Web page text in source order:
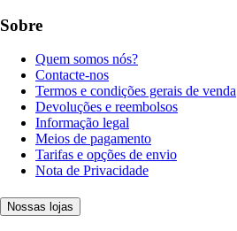
Sobre
Quem somos nós?
Contacte-nos
Termos e condições gerais de venda
Devoluções e reembolsos
Informação legal
Meios de pagamento
Tarifas e opções de envio
Nota de Privacidade
Nossas lojas